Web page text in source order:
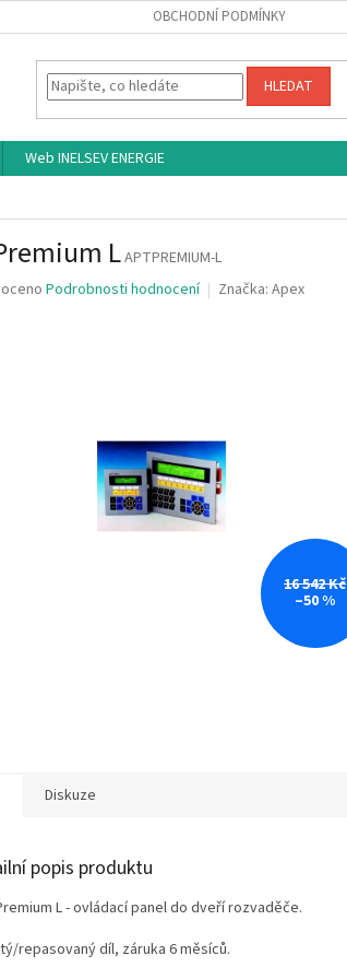
OBCHODNÍ PODMÍNKY
HLEDAT
Web INELSEV ENERGIE
LAPTPREMIUM-L
Podrobnosti hodnocení Značka: Apex
16 542 Kč
–50 %
Diskuze
popis produktu
L - ovládací panel do dveří rozvaděče.
repasovaný díl, záruka 6 měsíců.